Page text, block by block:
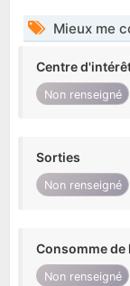
Mieux me
Centre
Non renseigné
Sorties
Non renseigné
Consomme de
Non renseigné